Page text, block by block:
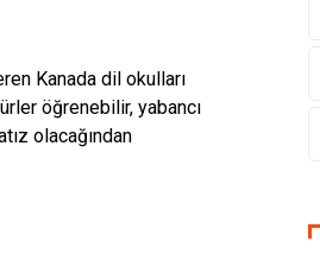
Kanada dil okulları
öğrenebilir, yabancı
olacağından